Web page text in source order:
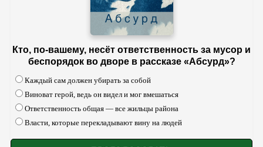
Кто, по-вашему, несёт ответственность за мусор и
беспорядок во дворе в рассказе «Абсурд»?
Каждый сам должен убирать за собой
Виноват герой, ведь он видел и мог вмешаться
Ответственность общая — все жильцы района
Власти, которые перекладывают вину на людей